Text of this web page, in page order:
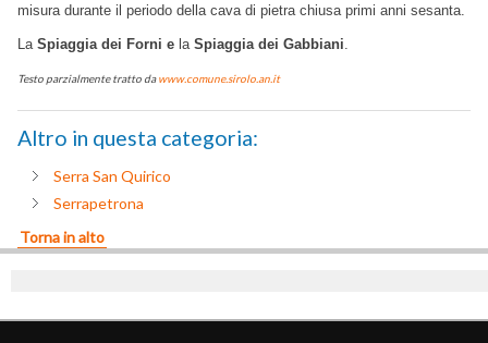
misura durante il periodo della cava di pietra chiusa primi anni sesanta.
La Spiaggiadei Forni e la Spiaggiadei Gabbiani.
Testo parzialmente tratto dawww.comune.sirolo.an.it
Altro in questa categoria:
Serra San Quirico
Serrapetrona
Torna in alto